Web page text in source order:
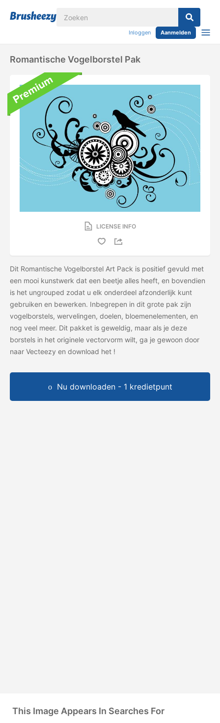
Inloggen Aanmelden
Romantische Vogelborstel Pak
LICENSE INFO
Dit Romantische Vogelborstel Art Pack is positief gevuld met
een mooi kunstwerk dat een beetje alles heeft, en bovendien
is het ungrouped zodat u elk onderdeel afzonderlijk kunt
gebruiken en bewerken. Inbegrepen in dit grote pak zijn
vogelborstels, wervelingen, doelen, bloemenelementen, en
nog veel meer. Dit pakket is geweldig, maar als je deze
borstels in het originele vectorvorm wilt, ga je gewoon door
naar Vecteezy en download het !
Nu downloaden - 1 kredietpunt
This Image Appears In Searches For